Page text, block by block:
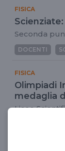
FISICA
Scienziate:
Seconda
DOCENTI
FISICA
Olimpiadi
medaglia
italiana
Liceo